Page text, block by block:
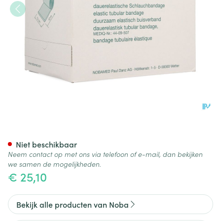
€ 25,10
Niet beschikbaar
Neem contact op met ons via telefoon of e-mail, dan bekijken
we samen de mogelijkheden.
Bekijk alle producten van Noba